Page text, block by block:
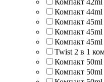
Компакт
Компакт 44ml
Компакт 45ml
Компакт
Компакт 45ml
Twist 2 в 1
Компакт
Компакт